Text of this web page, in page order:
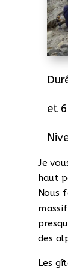
et
Je
haut
Nous
des
Les